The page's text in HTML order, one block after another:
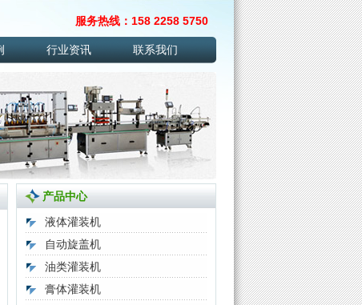
服务热线：158 2258 5750
行业资讯 联系我们
产品中心
液体灌装机
自动旋盖机
油类灌装机
膏体灌装机